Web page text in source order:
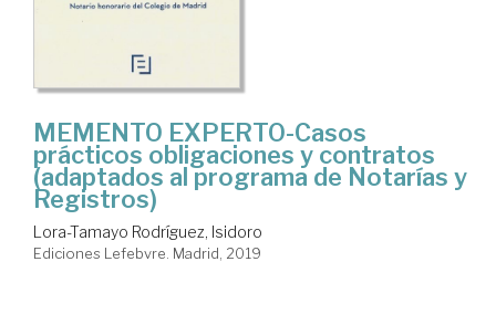
MEMENTO EXPERTO-Casos
prácticos obligaciones y contratos
(adaptados al programa de Notarías y
Registros)
Lora-Tamayo Rodríguez, Isidoro
Ediciones Lefebvre. Madrid, 2019